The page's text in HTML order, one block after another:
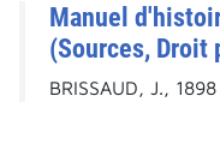
Manuel
(Sources,
BRISSAUD, J., 1898